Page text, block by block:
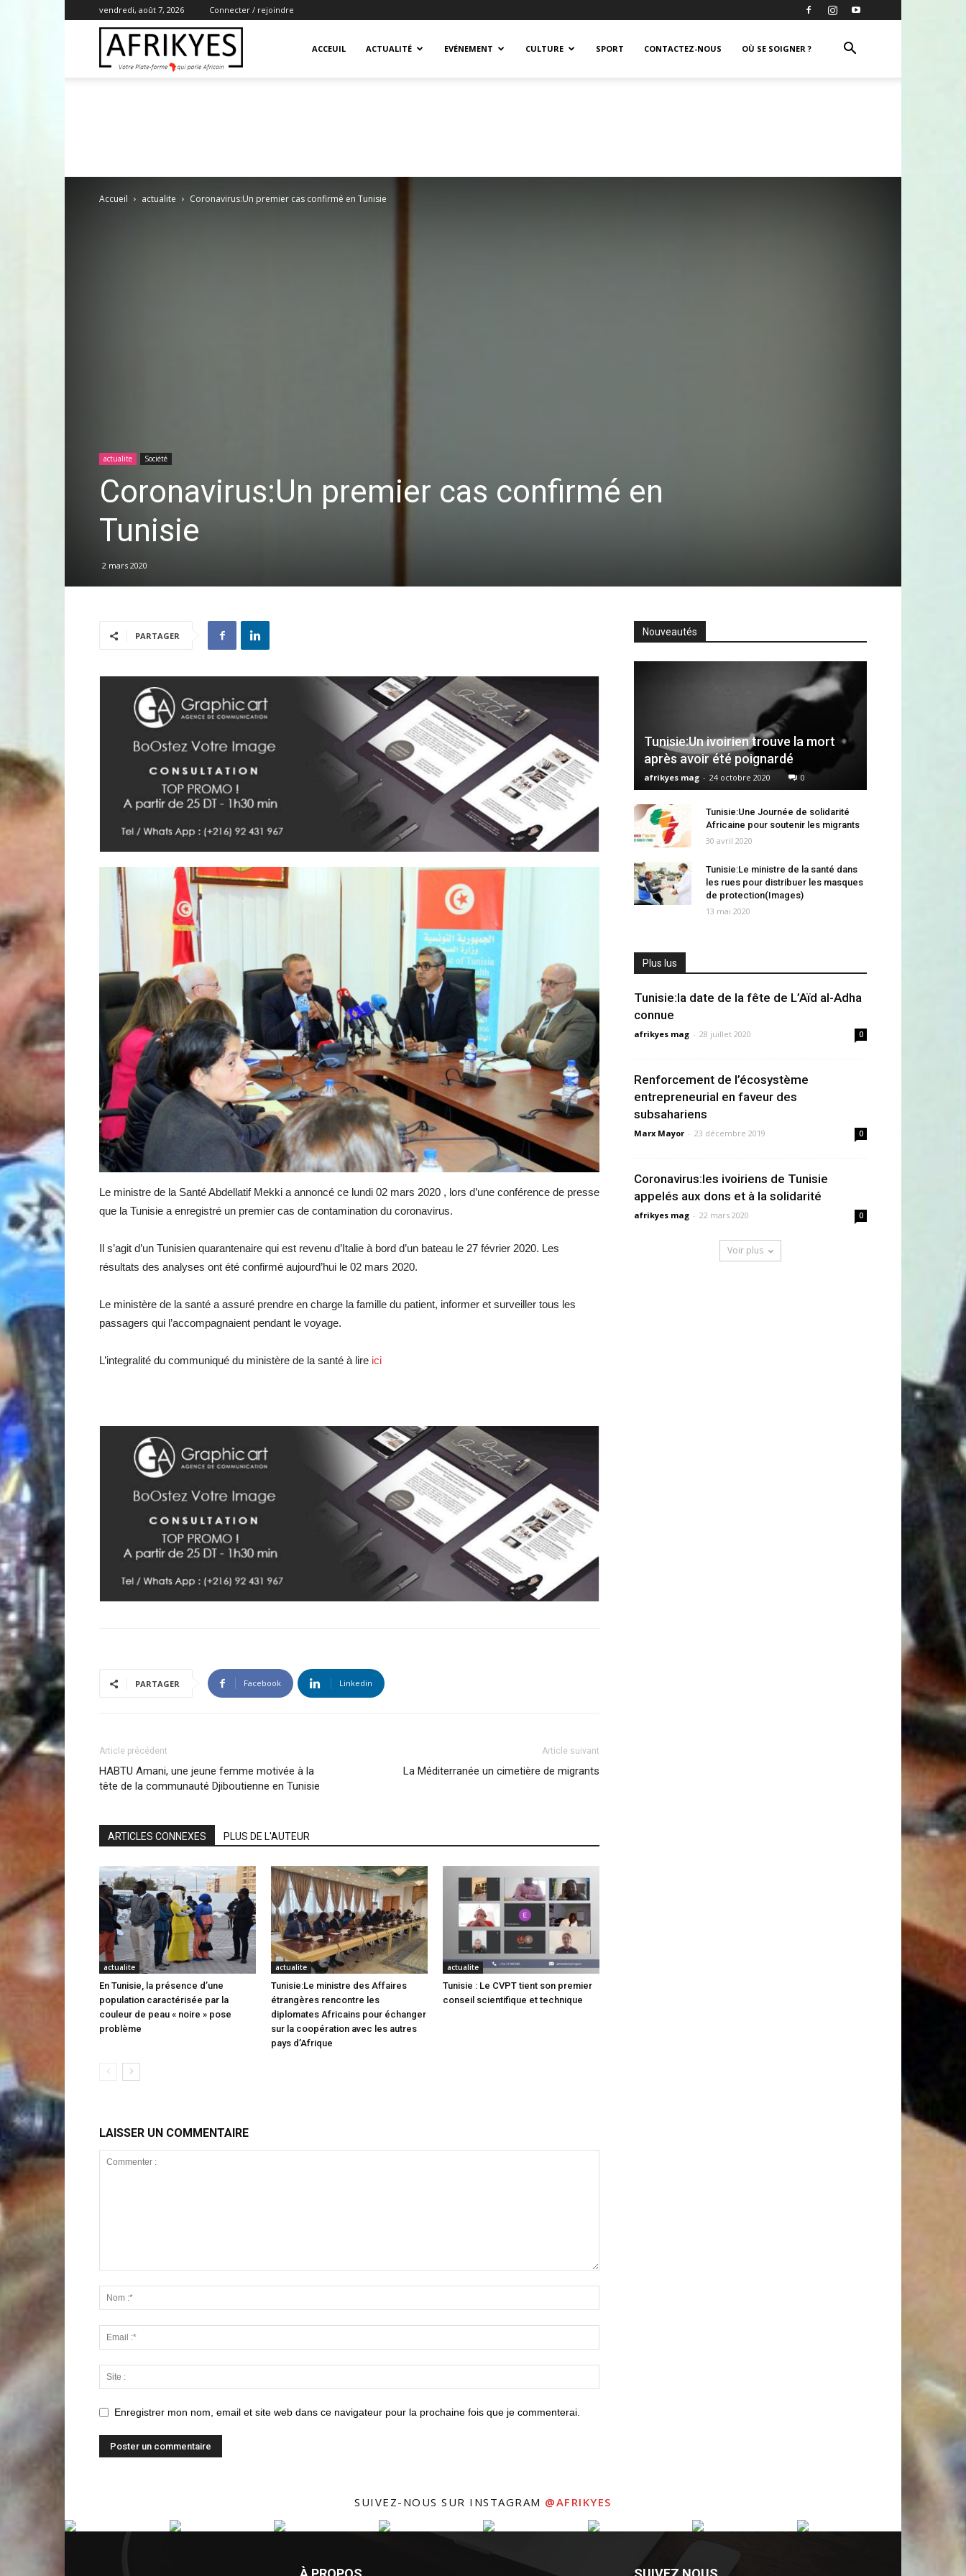
vendredi, août 7, 2026 Connecter / rejoindre
ACCEUIL ACTUALITÉ EVÉNEMENT CULTURE SPORT CONTACTEZ-NOUS OÙ SE SOIGNER ?
Accueil actualite Coronavirus:Un premier cas confirmé en Tunisie
actualite Société
Coronavirus:Un premier cas confirmé en
Tunisie
2 mars 2020
PARTAGER
Le ministre de la Santé Abdellatif Mekki a annoncé ce lundi 02 mars 2020 , lors d’une conférence de presse
que la Tunisie a enregistré un premier cas de contamination du coronavirus.
Il s’agit d’un Tunisien quarantenaire qui est revenu d’Italie à bord d’un bateau le 27 février 2020. Les
résultats des analyses ont été confirmé aujourd’hui le 02 mars 2020.
Le ministère de la santé a assuré prendre en charge la famille du patient, informer et surveiller tous les
passagers qui l’accompagnaient pendant le voyage.
L’integralité du communiqué du ministère de la santé à lire ici
PARTAGER Facebook Linkedin
Article précédent
HABTU Amani, une jeune femme motivée à la
tête de la communauté Djiboutienne en Tunisie
Article suivant
La Méditerranée un cimetière de migrants
ARTICLES CONNEXES PLUS DE L'AUTEUR
actualite
En Tunisie, la présence d’une
population caractérisée par la
couleur de peau « noire » pose
problème
actualite
Tunisie:Le ministre des Affaires
étrangères rencontre les
diplomates Africains pour échanger
sur la coopération avec les autres
pays d’Afrique
actualite
Tunisie : Le CVPT tient son premier
conseil scientifique et technique
LAISSER UN COMMENTAIRE
Enregistrer mon nom, email et site web dans ce navigateur pour la prochaine fois que je commenterai.
Nouveautés
Tunisie:Un ivoirien trouve la mort
après avoir été poignardé
afrikyes mag - 24 octobre 2020 0
Tunisie:Une Journée de solidarité
Africaine pour soutenir les migrants
30 avril 2020
Tunisie:Le ministre de la santé dans
les rues pour distribuer les masques
de protection(Images)
13 mai 2020
Plus lus
Tunisie:la date de la fête de L’Aïd al-Adha
connue
afrikyes mag - 28 juillet 2020 0
Renforcement de l’écosystème
entrepreneurial en faveur des
subsahariens
Marx Mayor - 23 décembre 2019 0
Coronavirus:les ivoiriens de Tunisie
appelés aux dons et à la solidarité
afrikyes mag - 22 mars 2020 0
Voir plus
SUIVEZ-NOUS SUR INSTAGRAM @AFRIKYES